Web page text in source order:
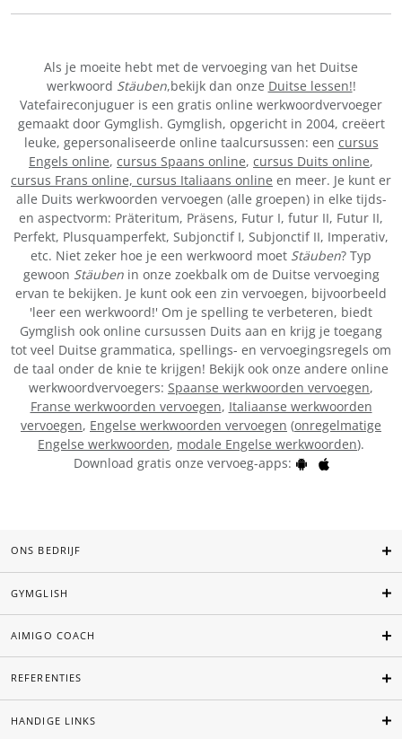
Als je moeite hebt met de vervoeging van het Duitse
werkwoord Stäuben,bekijk dan onze Duitse lessen!!
Vatefaireconjuguer is een gratis online werkwoordvervoeger
gemaakt door Gymglish. Gymglish, opgericht in 2004, creëert
leuke, gepersonaliseerde online taalcursussen: een cursus
Engels online, cursus Spaans online, cursus Duits online,
cursus Frans online, cursus Italiaans online en meer. Je kunt er
alle Duits werkwoorden vervoegen (alle groepen) in elke tijds-
en aspectvorm: Präteritum, Präsens, Futur I, futur II, Futur II,
Perfekt, Plusquamperfekt, Subjonctif I, Subjonctif II, Imperativ,
etc. Niet zeker hoe je een werkwoord moet Stäuben? Typ
gewoon Stäubenin onze zoekbalk om de Duitse vervoeging
ervan te bekijken. Je kunt ook een zin vervoegen, bijvoorbeeld
'leer een werkwoord!' Om je spelling te verbeteren, biedt
Gymglish ook online cursussen Duits aan en krijg je toegang
tot veel Duitse grammatica, spellings- en vervoegingsregels om
de taal onder de knie te krijgen! Bekijk ook onze andere online
werkwoordvervoegers: Spaanse werkwoorden vervoegen,
Franse werkwoorden vervoegen, Italiaanse werkwoorden
vervoegen, Engelse werkwoorden vervoegen (onregelmatige
Engelse werkwoorden, modale Engelse werkwoorden).
Download gratis onze vervoeg-apps:
ONS BEDRIJF
GYMGLISH
AIMIGO COACH
REFERENTIES
HANDIGE LINKS